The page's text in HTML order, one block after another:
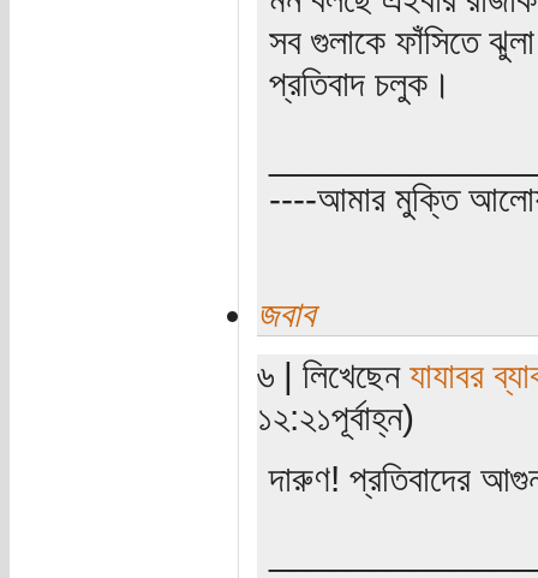
সব গুলাকে ফাঁসিতে
প্রতিবাদ চলুক।
----আমার মুক্তি
জবাব
৬ | লিখেছেন যাযাবর
১২:২১পূর্বাহ্ন)
দারুণ! প্রতিবাদের